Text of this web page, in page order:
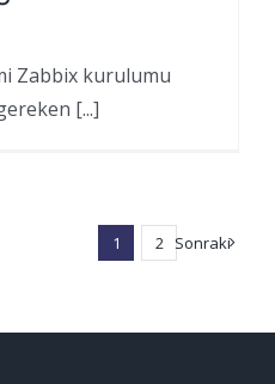
Zabbix kurulumu
[...]
1 2 Sonraki